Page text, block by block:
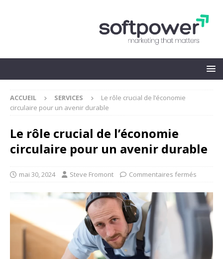
ACCUEIL SERVICES
Le rôle crucial de l’économie
circulaire pour un avenir durable
Le rôle crucial de l’économie
circulaire pour un avenir durable
mai 30, 2024 Steve Fromont Commentaires fermés